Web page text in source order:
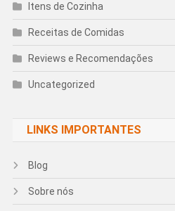
Itens de Cozinha
Receitas de Comidas
Reviews e Recomendações
Uncategorized
LINKS IMPORTANTES
Blog
Sobre nós